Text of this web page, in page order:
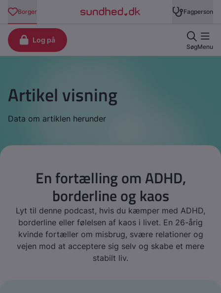
Artikel visning
Data om artiklen herunder
En fortælling om ADHD,
borderline og kaos
Lyt til denne podcast, hvis du kæmper med ADHD,
borderline eller følelsen af kaos i livet. En 26-årig
kvinde fortæller om misbrug, svære relationer og
vejen mod at acceptere sig selv og skabe et mere
stabilt liv.